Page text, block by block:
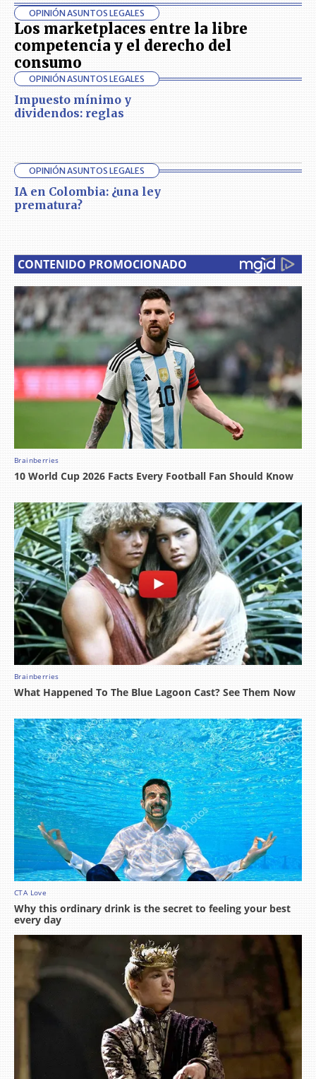
OPINIÓN ASUNTOS LEGALES
Los marketplaces entre la libre
competencia y el derecho del
consumo
OPINIÓN ASUNTOS LEGALES
Impuesto mínimo y
dividendos: reglas
OPINIÓN ASUNTOS LEGALES
IA en Colombia: ¿una ley
prematura?